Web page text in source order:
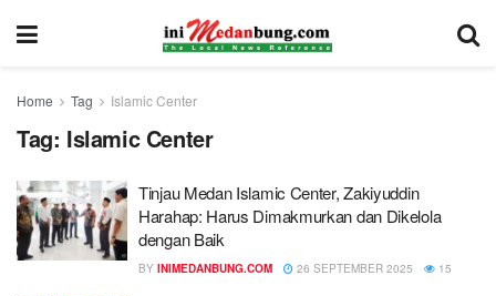
Home Tag Islamic Center
Tag: Islamic Center
Tinjau Medan Islamic Center, Zakiyuddin
Harahap: Harus Dimakmurkan dan Dikelola
dengan Baik
BY INIMEDANBUNG.COM 26 SEPTEMBER 2025 15